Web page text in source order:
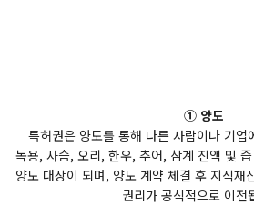
① 양도
특허권은 양도를 통해 다른 사람이나 기업
녹용, 사슴, 오리, 한우, 추어, 삼계 진액 및
양도 대상이 되며, 양도 계약 체결 후 지식재
권리가 공식적으로 이전